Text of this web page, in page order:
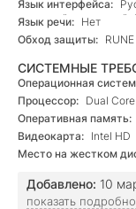
Язык интерфейса:
немецкий, испанский,
китайский (трад.),
Язык речи: Нет
Обход защиты:
СИСТЕМНЫЕ
Операционная
Процессор: Dual
Оперативная память:
Видеокарта: Intel HD
Место на жестком
Добавлено: 10
показать